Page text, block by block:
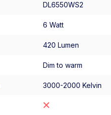
DL6550WS2
6 Watt
420 Lumen
Dim to warm
3000-2000 Kelvin